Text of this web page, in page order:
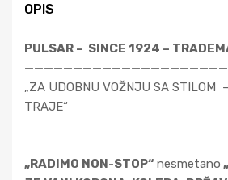
OPIS
PULSAR – SINCE 1924 –
„ZA UDOBNU VOŽNJU SA STILOM
TRAJE“
„RADIMO NON-STOP“ nesmetano